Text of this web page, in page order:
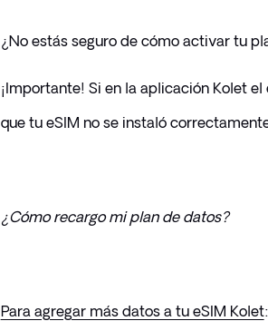
¿No estás seguro de cómo activar tu
¡Importante! Si en la aplicación Kolet
que tu eSIM no se instaló
¿Cómo recargo mi plan de datos?
Para agregar más datos a tu eSIM Kolet: